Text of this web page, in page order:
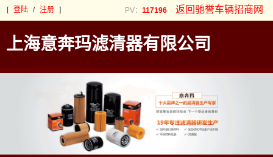
PV： 117196 返回驰誉车辆招商网
[ 登陆 / 注册 ]
上海意奔玛滤清器有限公司